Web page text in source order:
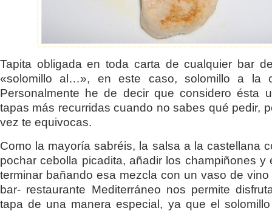
Tapita obligada en toda carta de cualquier bar
«solomillo al…», en este caso, solomillo a la
Personalmente he de decir que considero ésta
tapas más recurridas cuando no sabes qué pedir,
vez te equivocas.
Como la mayoría sabréis, la salsa a la castellana
pochar cebolla picadita, añadir los champiñones y
terminar bañando esa mezcla con un vaso de
bar- restaurante Mediterráneo nos permite
tapa de una manera especial, ya que el